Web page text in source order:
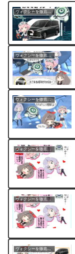
ヴォクシーを徹底評価！
ヴォクシーを徹底評価！
ヴォクシーを徹底評価！
ヴォクシーを徹底評価！
ヴォクシーを徹底評価！
ヴォクシーを徹底評価！